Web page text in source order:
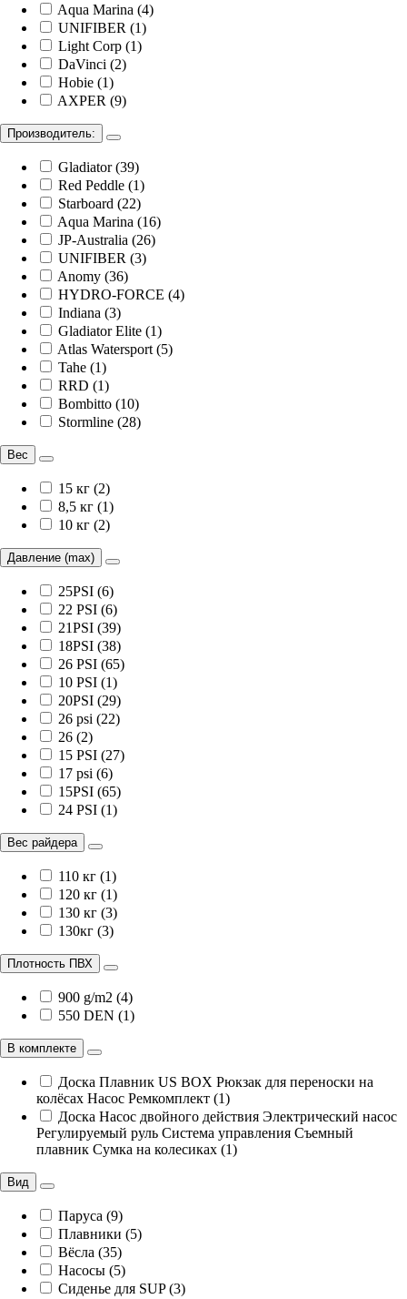
Aqua Marina (4)
UNIFIBER (1)
Light Corp (1)
DaVinci (2)
Hobie (1)
AXPER (9)
Производитель:
Gladiator (39)
Red Peddle (1)
Starboard (22)
Aqua Marina (16)
JP-Australia (26)
UNIFIBER (3)
Anomy (36)
HYDRO-FORCE (4)
Indiana (3)
Gladiator Elite (1)
Atlas Watersport (5)
Tahe (1)
RRD (1)
Bombitto (10)
Stormline (28)
Вес
15 кг (2)
8,5 кг (1)
10 кг (2)
Давление (max)
25PSI (6)
22 PSI (6)
21PSI (39)
18PSI (38)
26 PSI (65)
10 PSI (1)
20PSI (29)
26 psi (22)
26 (2)
15 PSI (27)
17 psi (6)
15PSI (65)
24 PSI (1)
Вес райдера
110 кг (1)
120 кг (1)
130 кг (3)
130кг (3)
Плотность ПВХ
900 g/m2 (4)
550 DEN (1)
В комплекте
Доска Плавник US BOX Рюкзак для переноски на
колёсах Насос Ремкомплект (1)
Доска Насос двойного действия Электрический насос
Регулируемый руль Система управления Съемный
плавник Сумка на колесиках (1)
Вид
Паруса (9)
Плавники (5)
Вёсла (35)
Насосы (5)
Сиденье для SUP (3)